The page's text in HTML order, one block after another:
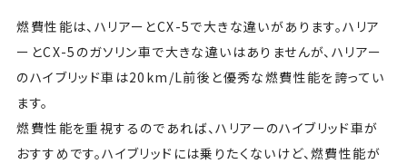
燃費性能は、ハリアーとCX-5で大きな違いがあります。ハリア
ーとCX-5のガソリン車で大きな違いはありませんが、ハリアー
のハイブリッド車は20km/L前後と優秀な燃費性能を誇ってい
ます。
燃費性能を重視するのであれば、ハリアーのハイブリッド車が
おすすめです。ハイブリッドには乗りたくないけど、燃費性能が